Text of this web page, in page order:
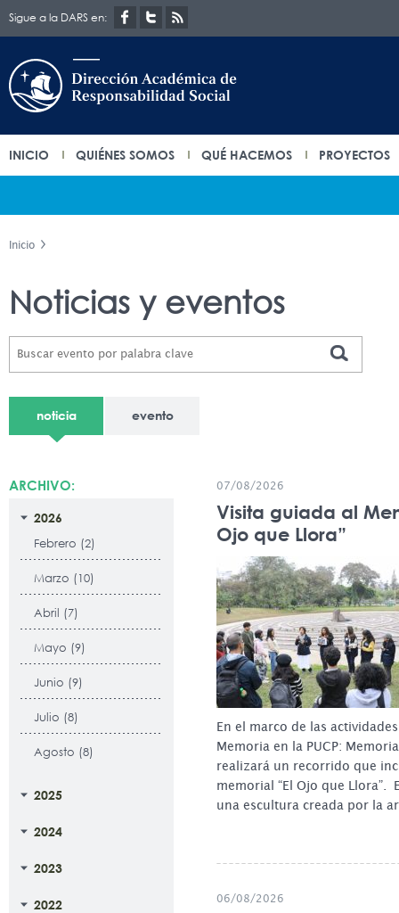
Sigue a la DARS en:
INICIO QUIÉNES SOMOS QUÉ HACEMOS PROYECTOS
Inicio
Noticias y eventos
noticia evento
ARCHIVO:
2026
Febrero (2)
Marzo (10)
Abril (7)
Mayo (9)
Junio (9)
Julio (8)
Agosto (8)
2025
2024
2023
2022
07/08/2026
Visita guiada al
Ojo que Llora”
En el marco de las
Memoria en la PUCP:
realizará un recorrido que
memorial “El Ojo que Llora”.
una escultura creada por la
06/08/2026